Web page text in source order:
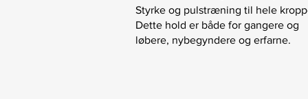
Styrke og pulstræning til hele
Dette hold er både for gangere og
løbere, nybegyndere og erfarne.